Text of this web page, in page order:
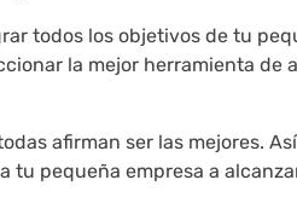
todos los objetivos de tu
la mejor herramienta de
afirman ser las mejores.
tu pequeña empresa a